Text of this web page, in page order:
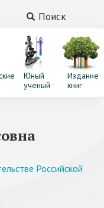
Поиск
Юный
ученый
Издание
книг
Российской